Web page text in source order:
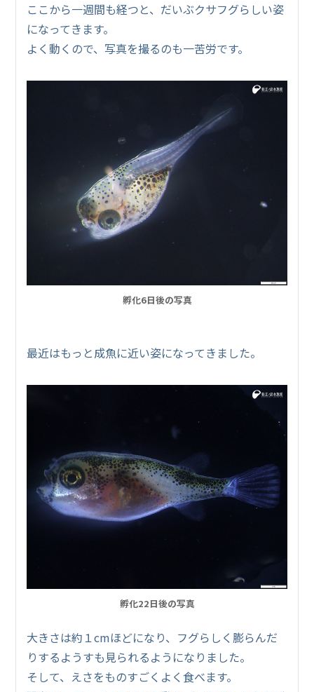
ここから一週間も経つと、だいぶクサフグらしい姿
になってきます。
よく動くので、写真を撮るのも一苦労です。
孵化6日後の写真
最近はもっと成魚に近い姿になってきました。
孵化22日後の写真
大きさは約１cmほどになり、フグらしく膨らんだ
りするようすも見られるようになりました。
そして、えさをものすごくよく食べます。